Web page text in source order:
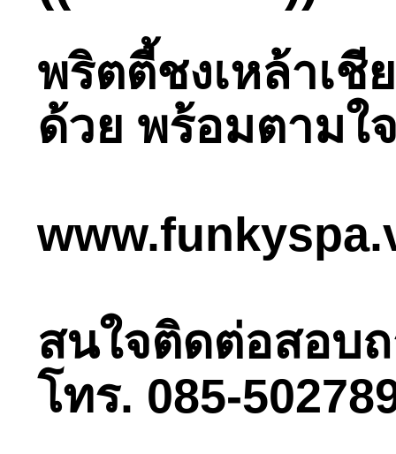
พริตตี้ชงเหล้าเชี
ด้วย พร้อมตามใ
สนใจติดต่อสอบ
โทร. 085-